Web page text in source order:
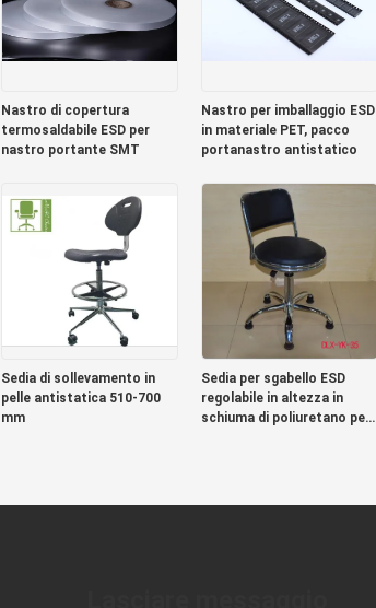
Nastro di copertura
termosaldabile ESD per
nastro portante SMT
Nastro per imballaggio ESD
in materiale PET, pacco
portanastro antistatico
Sedia di sollevamento in
pelle antistatica 510-700
mm
Sedia per sgabello ESD
regolabile in altezza in
schiuma di poliuretano per